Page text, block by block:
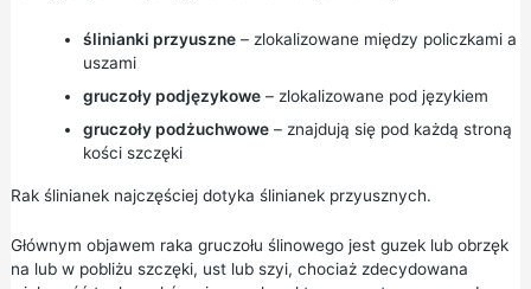
ślinianki przyuszne– zlokalizowane między policzkami a
uszami
gruczoły podjęzykowe– zlokalizowane pod językiem
gruczoły podżuchwowe– znajdują się pod każdą stroną
kości szczęki
Rak ślinianek najczęściej dotyka ślinianek przyusznych.
Głównym objawem raka gruczołu ślinowego jest guzek lub obrzęk
na lub w pobliżu szczęki, ust lub szyi, chociaż zdecydowana